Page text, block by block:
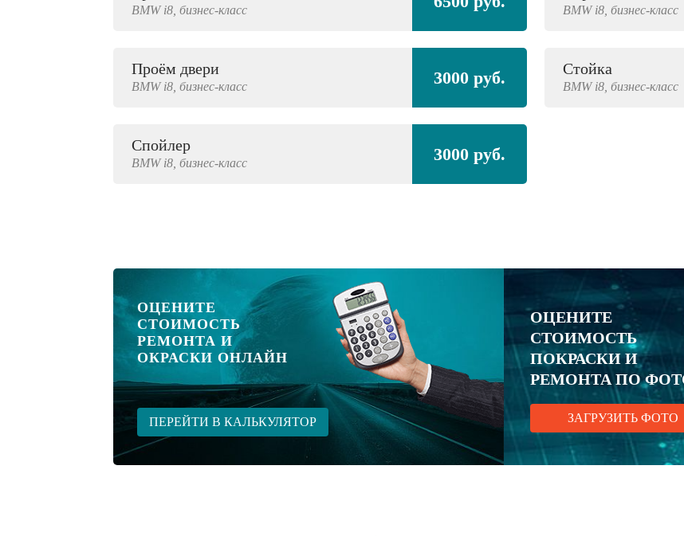
BMWi8, бизнес-класс BMWi8, бизнес-класс
Проём двери
BMWi8, бизнес-класс 3000 руб. Стойка
BMWi8, бизнес-класс
Спойлер
BMWi8, бизнес-класс 3000 руб.
ОЦЕНИТЕ
СТОИМОСТЬ
РЕМОНТА И
ОКРАСКИ ОНЛАЙН
ПЕРЕЙТИ В КАЛЬКУЛЯТОР
ОЦЕНИТЕ
СТОИМОСТЬ
ПОКРАСКИ И
РЕМОНТА ПО
ЗАГРУЗИТЬ ФОТО